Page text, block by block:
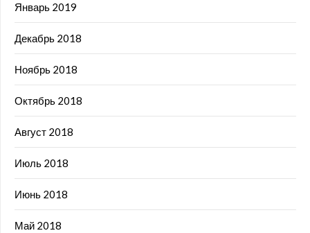
Январь 2019
Декабрь 2018
Ноябрь 2018
Октябрь 2018
Август 2018
Июль 2018
Июнь 2018
Май 2018